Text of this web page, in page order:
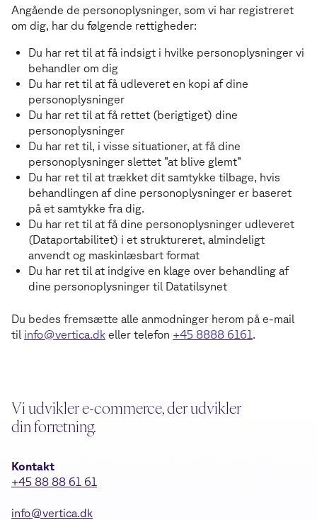
Angående de personoplysninger, som vi har registreret
om dig, har du følgende rettigheder:
Du har ret til at få indsigt i hvilke personoplysninger vi
behandler om dig
Du har ret til at få udleveret en kopi af dine
personoplysninger
Du har ret til at få rettet (berigtiget) dine
personoplysninger
Du har ret til, i visse situationer, at få dine
personoplysninger slettet ”at blive glemt”
Du har ret til at trækket dit samtykke tilbage, hvis
behandlingen af dine personoplysninger er baseret
på et samtykke fra dig.
Du har ret til at få dine personoplysninger udleveret
(Dataportabilitet) i et struktureret, almindeligt
anvendt og maskinlæsbart format
Du har ret til at indgive en klage over behandling af
dine personoplysninger til Datatilsynet
Du bedes fremsætte alle anmodninger herom på e-mail
til info@vertica.dk eller telefon +45 8888 6161 .
Vi udvikler e-commerce, der udvikler
din forretning.
Kontakt
+45 88 88 61 61
info@vertica.dk